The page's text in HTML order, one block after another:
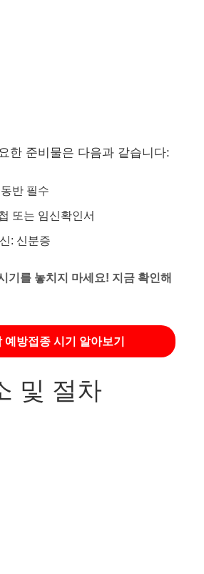
한 준비물은 다음과 같습니다:
반 필수
또는 임신확인서
: 신분증
기를 놓치지 마세요! 지금 확인해
예방접종 시기 알아보기
및 절차